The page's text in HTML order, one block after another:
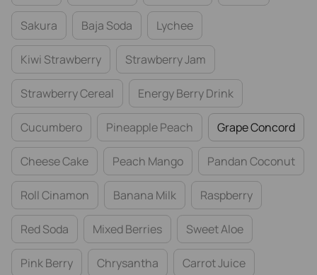
Sakura Baja Soda Lychee
Kiwi Strawberry Strawberry Jam
Strawberry Cereal Energy Berry Drink
Cucumbero Pineapple Peach Grape Concord
Cheese Cake Peach Mango Pandan Coconut
Roll Cinamon Banana Milk Raspberry
Red Soda Mixed Berries Sweet Aloe
Pink Berry Chrysantha Carrot Juice